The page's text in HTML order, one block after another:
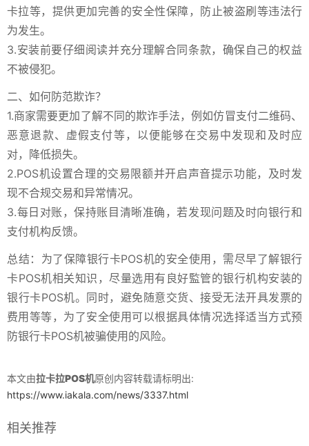
卡拉等，提供更加完善的安全性保障，防止被盗刷等违法行
为发生。
3.安装前要仔细阅读并充分理解合同条款，确保自己的权益
不被侵犯。
二、如何防范欺诈？
1.商家需要更加了解不同的欺诈手法，例如仿冒支付二维码、
恶意退款、虚假支付等，以便能够在交易中发现和及时应
对，降低损失。
2.POS机设置合理的交易限额并开启声音提示功能，及时发
现不合规交易和异常情况。
3.每日对账，保持账目清晰准确，若发现问题及时向银行和
支付机构反馈。
总结：为了保障银行卡POS机的安全使用，需尽早了解银行
卡POS机相关知识，尽量选用有良好監管的银行机构安装的
银行卡POS机。同时，避免随意交货、接受无法开具发票的
费用等等，为了安全使用可以根据具体情况选择适当方式预
防银行卡POS机被骗使用的风险。
本文由拉卡拉POS机原创内容转载请标明出:
https://www.iakala.com/news/3337.html
相关推荐